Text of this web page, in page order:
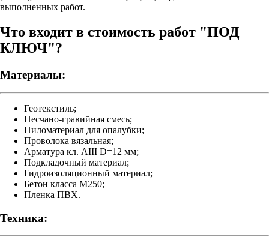
выполненных работ.
Что входит в стоимость работ "ПОД
КЛЮЧ"?
Материалы:
Геотекстиль;
Песчано-гравийная смесь;
Пиломатериал для опалубки;
Проволока вязальная;
Арматура кл. АIII D=12 мм;
Подкладочный материал;
Гидроизоляционный материал;
Бетон класса M250;
Пленка ПВХ.
Техника: